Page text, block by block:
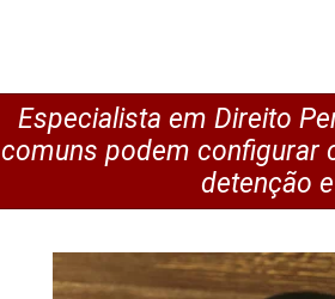
Especialista em Direito
comuns podem configurar
detenção